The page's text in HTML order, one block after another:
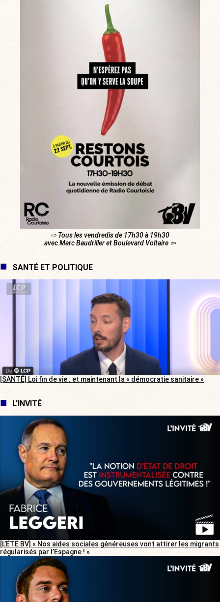
⇨ Tous les vendredis de 17h30 à 19h30
avec Marc Baudriller et Boulevard Voltaire ⇦
SANTÉ ET POLITIQUE
[SANTÉ] Loi fin de vie : et maintenant la « démocratie sanitaire »
L'INVITÉ
[L’ÉTÉ BV] « Nos aides sociales généreuses vont attirer les migrants
régularisés par l’Espagne ! »